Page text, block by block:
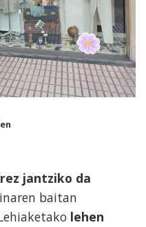
jantziko da
baitan
lehen